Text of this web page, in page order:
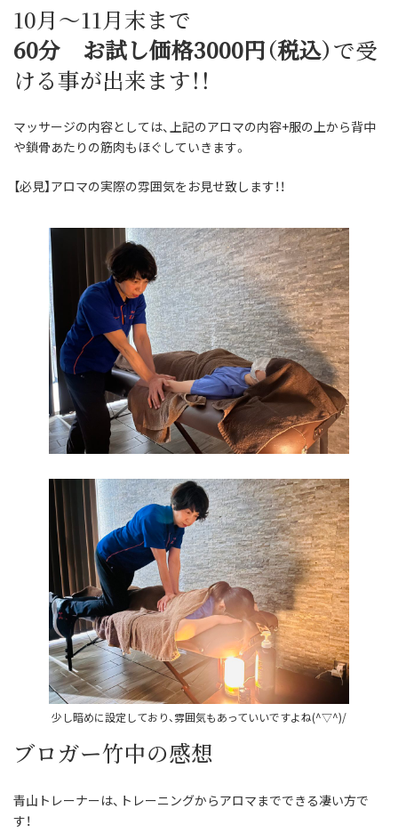
10月～11月末まで
60分 お試し価格3000円（税込）で受
ける事が出来ます！！
マッサージの内容としては、上記のアロマの内容+服の上から背中
や鎖骨あたりの筋肉もほぐしていきます。
【必見】アロマの実際の雰囲気をお見せ致します！！
少し暗めに設定しており、雰囲気もあっていいですよね(^▽^)/
ブロガー竹中の感想
青山トレーナーは、トレーニングからアロマまでできる凄い方で
す！